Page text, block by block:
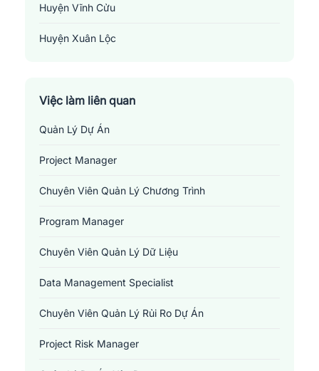
Huyện Vĩnh Cửu
Huyện Xuân Lộc
Thị Xã Long Khánh
Việc làm liên quan
Quản Lý Dự Án
Project Manager
Chuyên Viên Quản Lý Chương Trình
Program Manager
Chuyên Viên Quản Lý Dữ Liệu
Data Management Specialist
Chuyên Viên Quản Lý Rủi Ro Dự Án
Project Risk Manager